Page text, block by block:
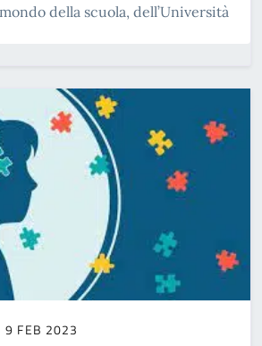
della scuola, dell’Università
9 FEB 2023